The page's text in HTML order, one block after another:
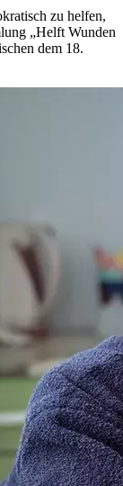
zu helfen,
„Helft Wunden
dem 18.